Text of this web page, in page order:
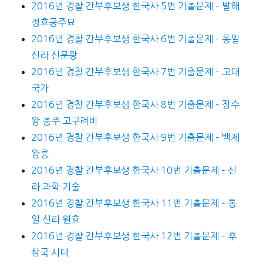
2016년 경찰 간부후보생 한국사 5번 기출문제 – 발해
정효공주묘
2016년 경찰 간부후보생 한국사 6번 기출문제 – 통일
신라 신문왕
2016년 경찰 간부후보생 한국사 7번 기출문제 – 고대
국가
2016년 경찰 간부후보생 한국사 8번 기출문제 – 장수
왕 충주 고구려비
2016년 경찰 간부후보생 한국사 9번 기출문제 – 백제
왕릉
2016년 경찰 간부후보생 한국사 10번 기출문제 – 신
라 과학 기술
2016년 경찰 간부후보생 한국사 11번 기출문제 – 통
일 신라 원효
2016년 경찰 간부후보생 한국사 12번 기출문제 – 후
삼국 시대